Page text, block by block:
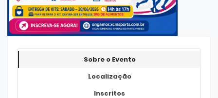
Sobre o Evento
Localização
Inscritos